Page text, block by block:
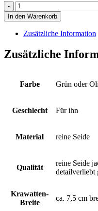
Krawatte
mit
springenden
Hirschen
plakativ
all-
over
frisch-
Menge
In den Warenkorb
Zusätzliche Information
Zusätzliche
Farbe Grün oder
Geschlecht Für ihn
Material reine Seide
Qualität
reine Seide
detailverliebt
Krawatten-
Breite
ca. 7,5 cm